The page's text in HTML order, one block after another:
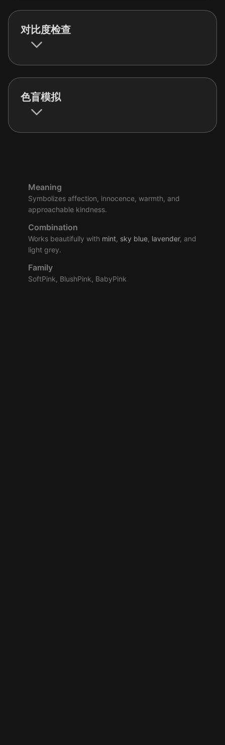
对比度检查
色盲模拟
Meaning
Symbolizes affection, innocence, warmth, and
approachable kindness.
Combination
Works beautifully with mint, sky blue, lavender, and
light grey.
Family
SoftPink, BlushPink, BabyPink